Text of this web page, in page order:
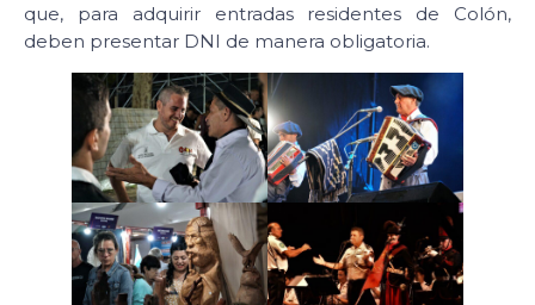
que, para adquirir entradas residentes de Colón,
deben presentar DNI de manera obligatoria.